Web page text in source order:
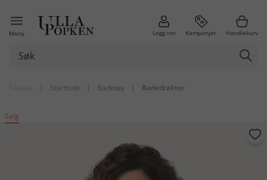
Meny Logg inn Kampanjer Handlekurv
| Startside | Badetøy | Badedrakter
Salg